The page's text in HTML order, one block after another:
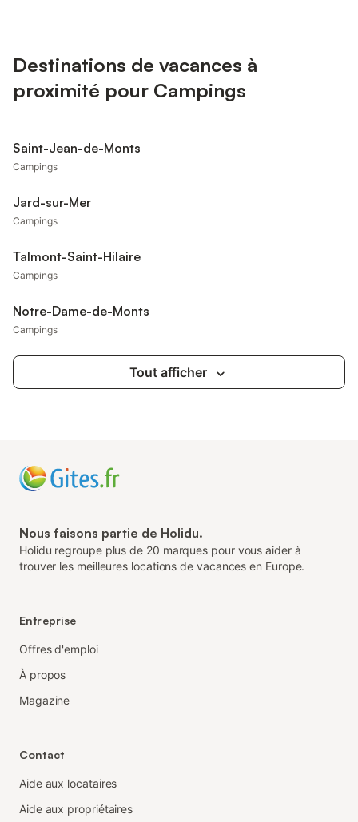
Destinations de vacances à
proximité pour Campings
Saint-Jean-de-Monts
Campings
Jard-sur-Mer
Campings
Talmont-Saint-Hilaire
Campings
Notre-Dame-de-Monts
Campings
Tout afficher
Nous faisons partie de Holidu.
Holidu regroupe plus de 20 marques pour vous aider à
trouver les meilleures locations de vacances en Europe.
Entreprise
Offres d'emploi
À propos
Magazine
Contact
Aide aux locataires
Aide aux propriétaires